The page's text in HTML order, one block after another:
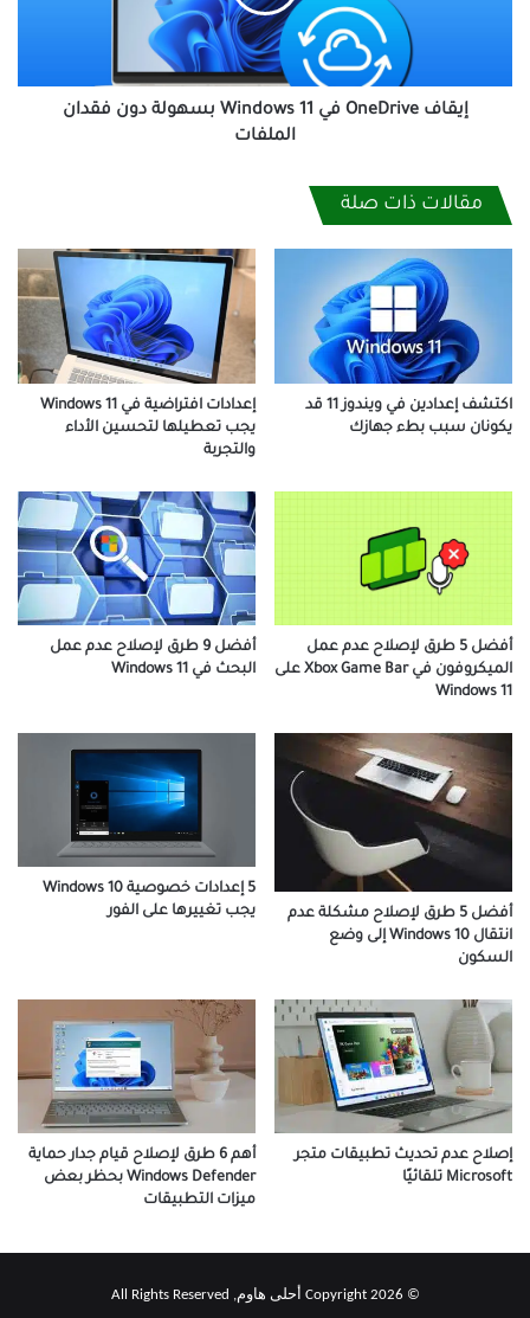
الملفات
إيقاف OneDrive في Windows 11 بسهولة دون فقدان
الملفات
مقالات ذات صلة
اكتشف إعدادين في ويندوز 11 قد
يكونان سبب بطء جهازك
إعدادات افتراضية في Windows 11
يجب تعطيلها لتحسين الأداء
والتجربة
أفضل 5 طرق لإصلاح عدم عمل
الميكروفون في Xbox Game Bar على
Windows 11
أفضل 9 طرق لإصلاح عدم عمل
البحث في Windows 11
أفضل 5 طرق لإصلاح مشكلة عدم
انتقال Windows 10 إلى وضع
السكون
5 إعدادات خصوصية Windows 10
يجب تغييرها على الفور
إصلاح عدم تحديث تطبيقات متجر
Microsoft تلقائيًا
أهم 6 طرق لإصلاح قيام جدار حماية
Windows Defender بحظر بعض
ميزات التطبيقات
© Copyright 2026 أحلى هاوم, All Rights Reserved